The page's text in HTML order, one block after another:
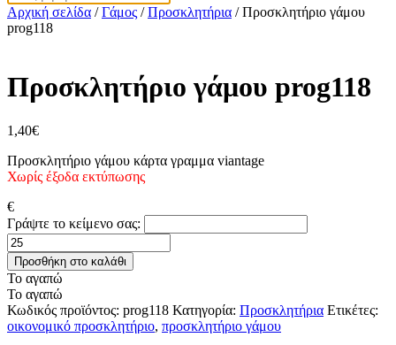
Αρχική σελίδα /Γάμος /Προσκλητήρια / Προσκλητήριο γάμου
prog118
Προσκλητήριο γάμου prog118
1,40€
Προσκλητήριο γάμου κάρτα γραμμα viantage
Χωρίς έξοδα εκτύπωσης
€
Γράψτε το κείμενο σας:
Προσκλητήριο
γάμου
prog118
ποσότητα
Προσθήκη στο καλάθι
Το αγαπώ
Το αγαπώ
Κωδικός προϊόντος: prog118 Κατηγορία: Προσκλητήρια Ετικέτες:
οικονομικό προσκλητήριο, προσκλητήριο γάμου